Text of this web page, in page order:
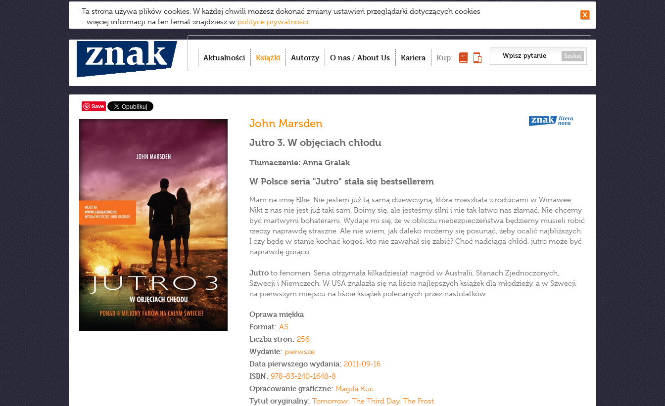
Ta strona używa plików cookies. W każdej chwili możesz dokonać zmiany ustawień przeglądarki dotyczących cookies
- więcej informacji na ten temat znajdziesz w polityce prywatności.
Aktualności Książki Autorzy O nas / About Us Kariera Kup: Szukaj
Save
John Marsden
Jutro 3. W objęciach chłodu
Tłumaczenie: Anna Gralak
W Polsce seria "Jutro" stała się bestsellerem
Mam na imię Ellie. Nie jestem już tą samą dziewczyną, która mieszkała z rodzicami w Wirrawee.
Nikt z nas nie jest już taki sam. Boimy się, ale jesteśmy silni i nie tak łatwo nas złamać. Nie chcemy
być martwymi bohaterami. Wydaje mi się, że w obliczu niebezpieczeństwa będziemy musieli robić
rzeczy naprawdę straszne. Ale nie wiem, jak daleko możemy się posunąć, żeby ocalić najbliższych.
I czy będę w stanie kochać kogoś, kto nie zawahał się zabić? Choć nadciąga chłód, jutro może być
naprawdę gorąco.
Jutro to fenomen. Seria otrzymała kilkadziesiąt nagród w Australii, Stanach Zjednoczonych,
Szwecji i Niemczech. W USA znalazła się na liście najlepszych książek dla młodzieży, a w Szwecji
na pierwszym miejscu na liście książek polecanych przez nastolatków
Oprawa miękka
Format: A5
Liczba stron: 256
Wydanie: pierwsze
Data pierwszego wydania: 2011-09-16
ISBN: 978-83-240-1648-8
Opracowanie graficzne: Magda Kuc
Tytuł oryginalny: Tomorrow: The Third Day, The Frost